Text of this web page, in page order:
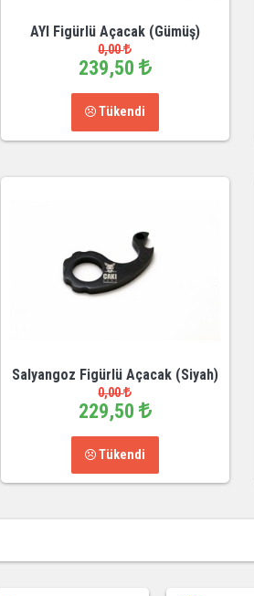
AYI Figürlü Açacak (Gümüş)
0,00
239,50
Tükendi
Salyangoz Figürlü Açacak (Siyah)
0,00
229,50
Tükendi